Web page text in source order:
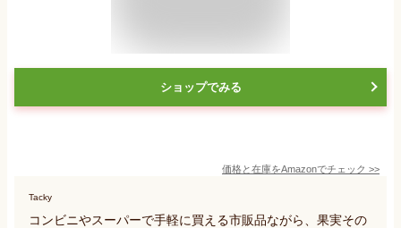
ショップでみる
価格と在庫をAmazonでチェック >>
Tacky
コンビニやスーパーで手軽に買える市販品ながら、果実その